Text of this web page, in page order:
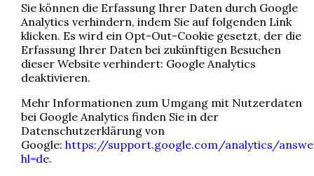
Sie können die Erfassung Ihrer Daten durch Google
Analytics verhindern, indem Sie auf folgenden Link
klicken. Es wird ein Opt-Out-Cookie gesetzt, der die
Erfassung Ihrer Daten bei zukünftigen Besuchen
dieser Website verhindert: Google Analytics
deaktivieren.
Mehr Informationen zum Umgang mit Nutzerdaten
bei Google Analytics finden Sie in der
Datenschutzerklärung von
Google: https://support.google.com/analytics/
hl=de.